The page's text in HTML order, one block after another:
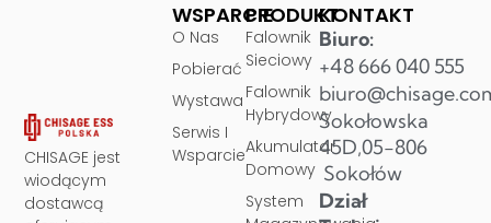
CHISAGE jest
wiodącym
dostawcą
PRODUKT
Falownik
Sieciowy
Falownik
Hybrydowy
Akumulator
Domowy
System
WSPARCIE
O Nas
Pobierać
Wystawa
Serwis I
Wsparcie
KONTAKT
Biuro:
+48 666 040 555
Sokołowska
45D,05-806
Sokołów
Dział